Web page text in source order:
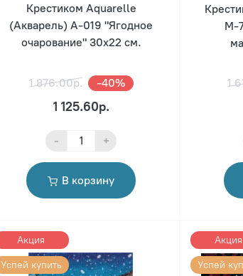
Крестиком Aquarelle
(Акварель) А-019 "Ягодное
очарование" 30х22 см.
1 876.00р. -40%
1 125.60р.
- +
В корзину
M-
1
Акция
Успей купить
Акция
Успей